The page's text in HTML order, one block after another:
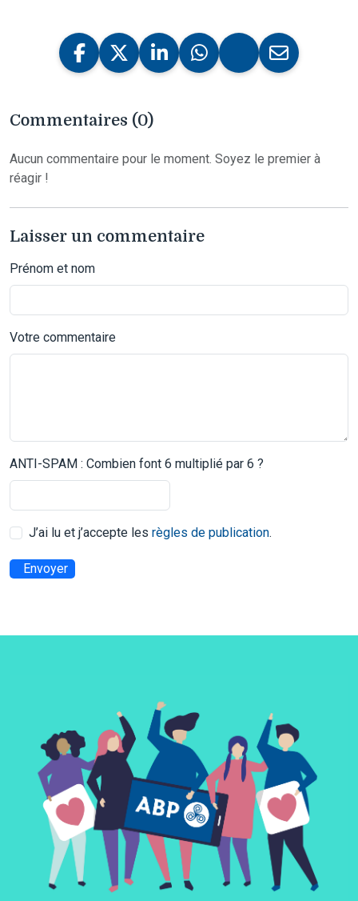
Commentaires (0)
Aucun commentaire pour le moment. Soyez le premier à
réagir !
Laisser un commentaire
Prénom et nom
Votre commentaire
ANTI-SPAM : Combien font 6 multiplié par 6 ?
J’ai lu et j’accepte les règles de publication.
Envoyer